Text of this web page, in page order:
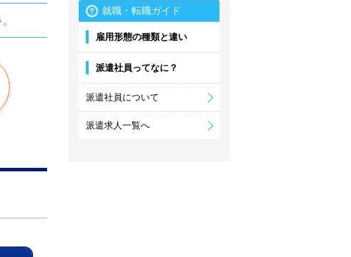
就職・転職ガイド
雇用形態の種類と違い
派遣社員ってなに？
派遣社員について
派遣求人一覧へ